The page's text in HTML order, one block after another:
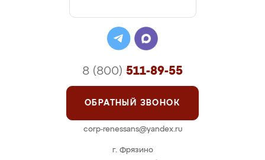
г. Фрязино
8 (800) 511-89-55
ОБРАТНЫЙ ЗВОНОК
corp-renessans@yandex.ru